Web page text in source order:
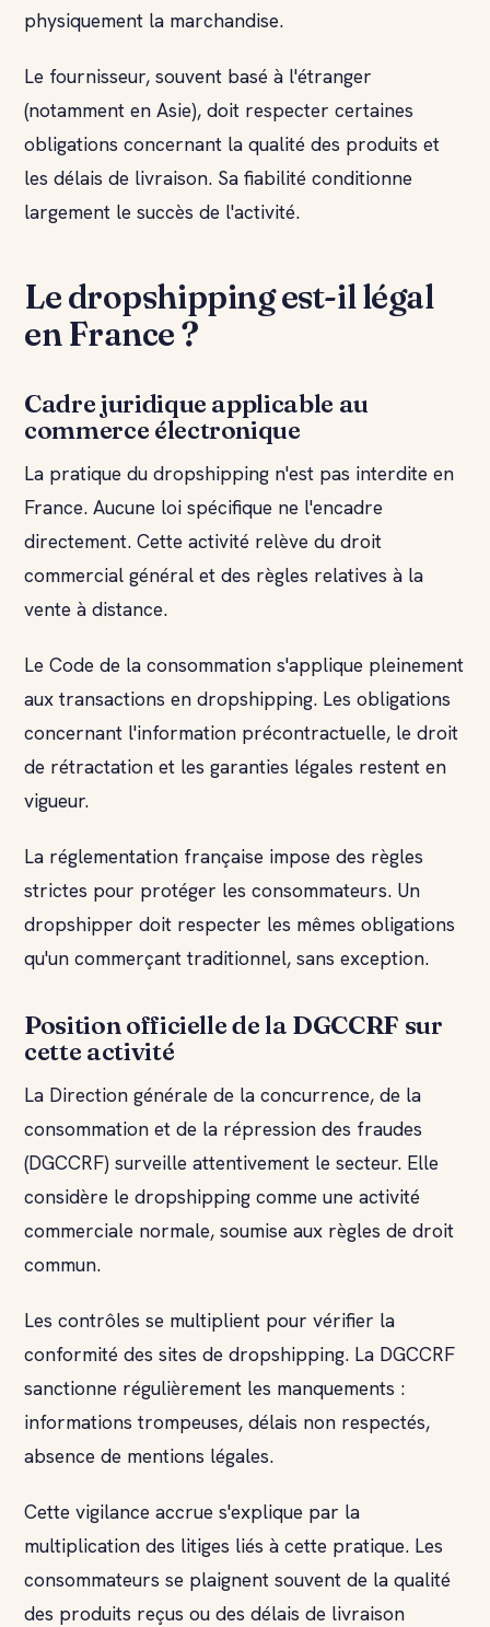
physiquement la marchandise.
Le fournisseur, souvent basé à l'étranger
(notamment en Asie), doit respecter certaines
obligations concernant la qualité des produits et
les délais de livraison. Sa fiabilité conditionne
largement le succès de l'activité.
Le dropshipping est-il légal
en France ?
Cadre juridique applicable au
commerce électronique
La pratique du dropshipping n'est pas interdite en
France. Aucune loi spécifique ne l'encadre
directement. Cette activité relève du droit
commercial général et des règles relatives à la
vente à distance.
Le Code de la consommation s'applique pleinement
aux transactions en dropshipping. Les obligations
concernant l'information précontractuelle, le droit
de rétractation et les garanties légales restent en
vigueur.
La réglementation française impose des règles
strictes pour protéger les consommateurs. Un
dropshipper doit respecter les mêmes obligations
qu'un commerçant traditionnel, sans exception.
Position officielle de la DGCCRF sur
cette activité
La Direction générale de la concurrence, de la
consommation et de la répression des fraudes
(DGCCRF) surveille attentivement le secteur. Elle
considère le dropshipping comme une activité
commerciale normale, soumise aux règles de droit
commun.
Les contrôles se multiplient pour vérifier la
conformité des sites de dropshipping. La DGCCRF
sanctionne régulièrement les manquements :
informations trompeuses, délais non respectés,
absence de mentions légales.
Cette vigilance accrue s'explique par la
multiplication des litiges liés à cette pratique. Les
consommateurs se plaignent souvent de la qualité
des produits reçus ou des délais de livraison